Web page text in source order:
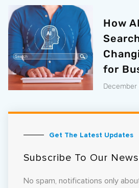
How
for
Get The Latest Updates
Subscribe To Our
No spam, notifications only